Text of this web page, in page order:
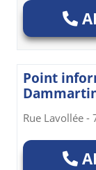
Point
Rue Lavollée